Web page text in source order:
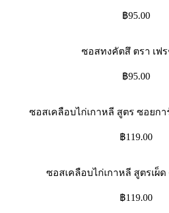
฿95.00
ซอสทงคัตสึ ตรา เฟร
฿95.00
ซอสเคลือบไก่เกาหลี สูตร ซอยกา
฿119.00
ซอสเคลือบไก่เกาหลี สูตรเผ็ด
฿119.00